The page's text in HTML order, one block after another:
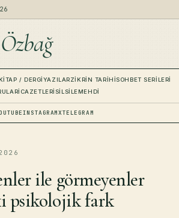
Özbağ
KITAP / DERGIYAZILARZIKRIN TARIHISOHBET SERILERI
İCAZETLERISILSILEMEHDI
INSTAGRAMXTELEGRAM
ile görmeyenler
psikolojik fark